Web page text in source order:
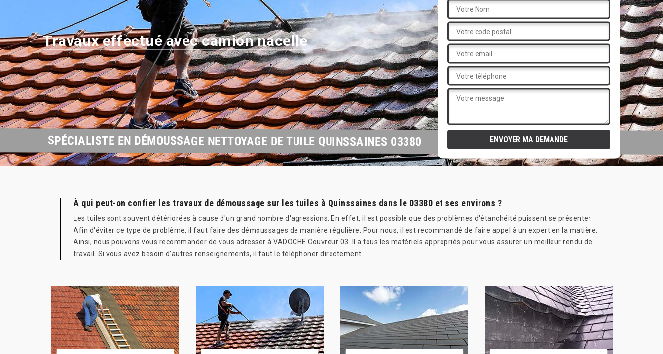
Travaux effectué avec camion nacelle
SPÉCIALISTE EN DÉMOUSSAGE NETTOYAGE DE TUILE QUINSSAINES 03380
À qui peut-on confier les travaux de démoussage sur les tuiles à Quinssaines dans le 03380 et ses environs ?
Les tuiles sont souvent détériorées à cause d'un grand nombre d'agressions. En effet, il est possible que des problèmes d'étanchéité puissent se présenter.
Afin d'éviter ce type de problème, il faut faire des démoussages de manière régulière. Pour nous, il est recommandé de faire appel à un expert en la matière.
Ainsi, nous pouvons vous recommander de vous adresser à VADOCHE Couvreur 03. Il a tous les matériels appropriés pour vous assurer un meilleur rendu de
travail. Si vous avez besoin d'autres renseignements, il faut le téléphoner directement.